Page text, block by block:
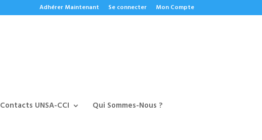
Adhérer Maintenant Se connecter Mon Compte
Contacts UNSA-CCI
Qui Sommes-Nous ?